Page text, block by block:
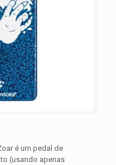
é um pedal de
(usando apenas